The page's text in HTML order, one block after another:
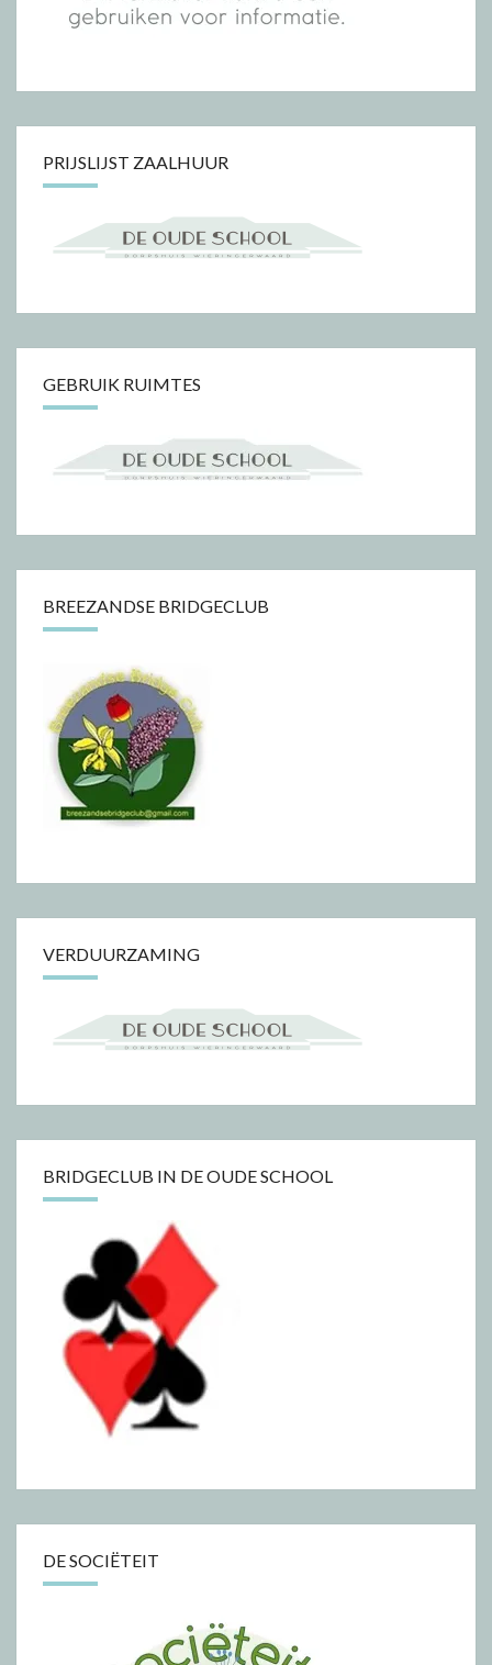
PRIJSLIJST ZAALHUUR
GEBRUIK RUIMTES
BREEZANDSE BRIDGECLUB
VERDUURZAMING
BRIDGECLUB IN DE OUDE SCHOOL
DE SOCIËTEIT